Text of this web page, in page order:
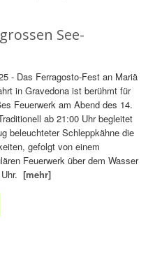
See-
- Das Ferragosto-Fest an Mariä
in Gravedona ist berühmt für
Feuerwerk am Abend des 14.
ab 21:00 Uhr begleitet
beleuchteter Schleppkähne die
gefolgt von einem
Feuerwerk über dem Wasser
Uhr.[mehr]